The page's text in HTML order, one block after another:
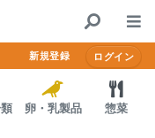
新規登録 ログイン
卵・乳製品 惣菜